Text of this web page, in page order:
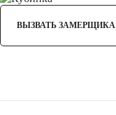
ВЫЗВАТЬ ЗАМЕРЩИКА